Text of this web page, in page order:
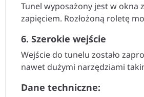
Tunel wyposażony jest w
zapięciem. Rozłożoną roletę
6. Szerokie wejście
Wejście do tunelu zostało
nawet dużymi narzędziami
Dane techniczne: